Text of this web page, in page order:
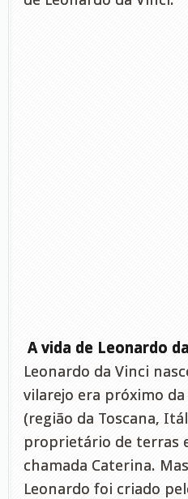
A vida de Leonardo
Leonardo da Vinci
vilarejo era próximo
(região da Toscana,
proprietário de terras
chamada Caterina.
Leonardo foi criado